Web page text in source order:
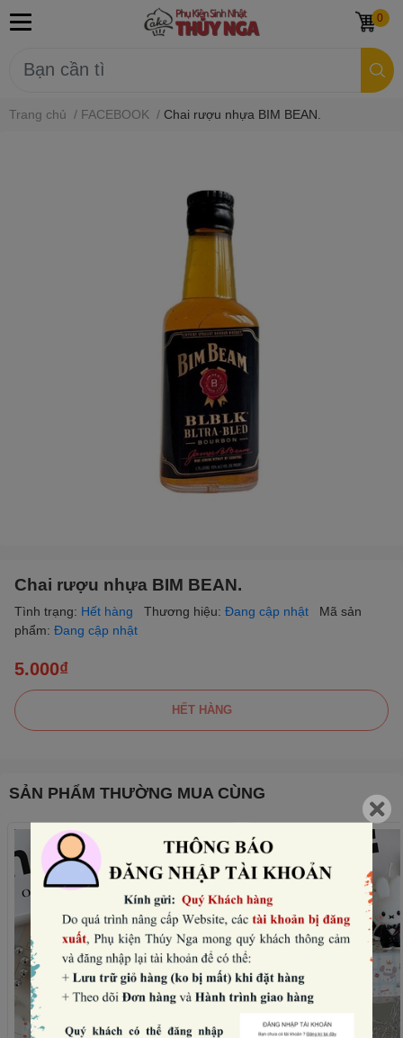
0
Trang chủ / FACEBOOK / Chai rượu nhựa BIM BEAN.
Chai rượu nhựa BIM BEAN.
Tình trạng: Hết hàng Thương hiệu: Đang cập nhật
Mã sản
phẩm: Đang cập nhật
5.000₫
HẾT HÀNG
SẢN PHẨM THƯỜNG MUA CÙNG